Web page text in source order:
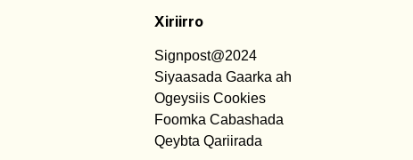
Xiriirro
Signpost@2024
Siyaasada Gaarka ah
Ogeysiis Cookies
Foomka Cabashada
Qeybta Qariirada